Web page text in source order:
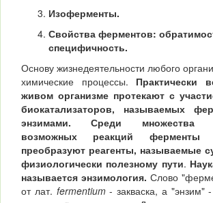
Изоферменты.
Свойства ферментов:
специфичность.
Основу жизнедеятельности любого
химические процессы. Практически
живом организме протекают с
биокатализаторов, называемых
энзимами.
Среди множества
возможных реакций ферменты
преобразуют реагенты, называемые
физиологически полезному пути.
называется энзимология. Слово
от лат. fermentium- закваска, а "энзим"